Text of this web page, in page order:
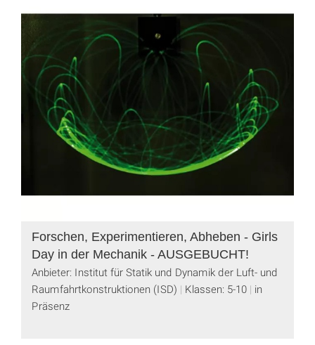
Forschen, Experimentieren, Abheben - Girls
Day in der Mechanik - AUSGEBUCHT!
Anbieter: Institut für Statik und Dynamik der Luft- und
Raumfahrtkonstruktionen (ISD)
Klassen: 5-10 in
Präsenz